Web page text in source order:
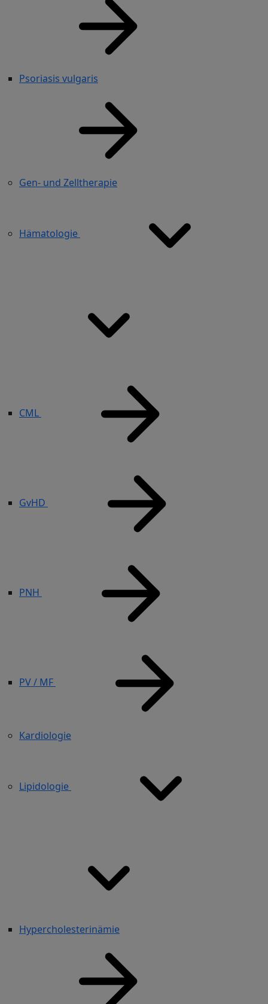
Psoriasis vulgaris
Gen- und Zelltherapie
Hämatologie
CML
GvHD
PNH
PV / MF
Kardiologie
Lipidologie
Hypercholesterinämie